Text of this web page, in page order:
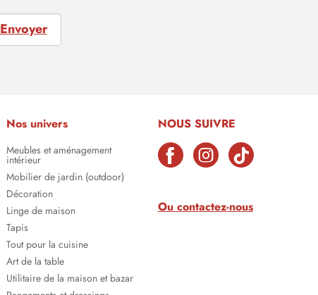
Envoyer
Nos univers
Meubles et aménagement
intérieur
Mobilier de jardin (outdoor)
Décoration
Linge de maison
Tapis
Tout pour la cuisine
Art de la table
Utilitaire de la maison et bazar
NOUS SUIVRE
Ou contactez-nous